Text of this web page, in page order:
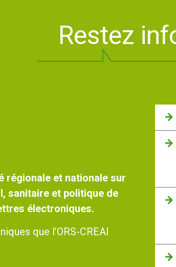
Restez
régionale et nationale sur
sanitaire et politique de
électroniques.
que l’ORS-CREAI